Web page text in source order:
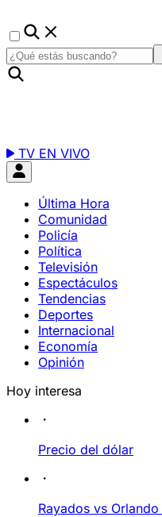
TV EN VIVO
Última Hora
Comunidad
Policía
Política
Televisión
Espectáculos
Tendencias
Deportes
Internacional
Economía
Opinión
Hoy interesa
Precio del dólar
Rayados vs